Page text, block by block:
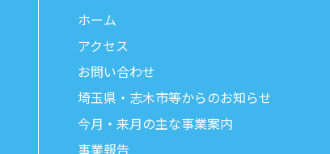
ホーム
アクセス
お問い合わせ
埼玉県・志木市等からのお知らせ
今月・来月の主な事業案内
事業報告